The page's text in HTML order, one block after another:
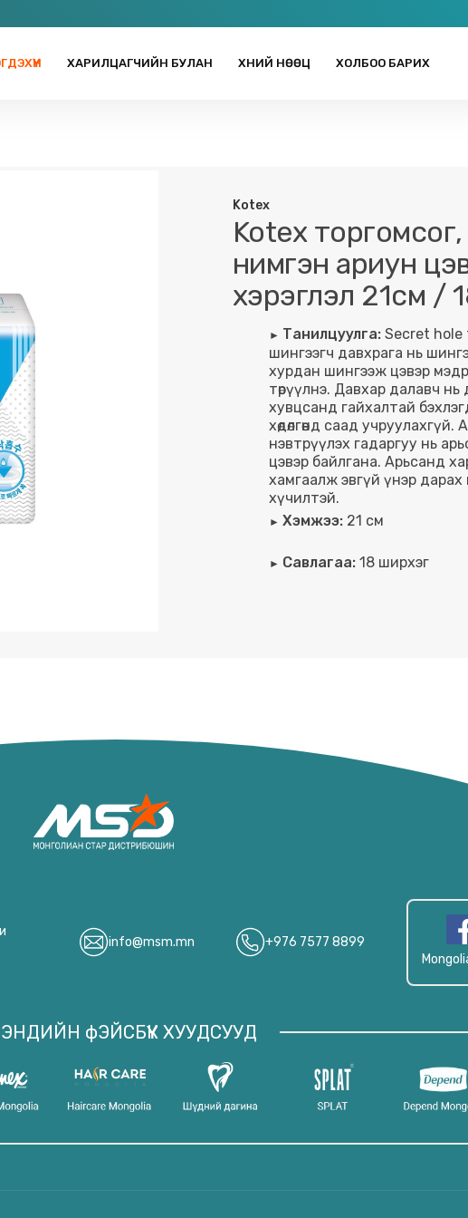
ХАРИЛЦАГЧИЙН БУЛАН ХҮНИЙ НӨӨЦ ХОЛБОО БАРИХ
Kotex
Kotex торгомсог,
нимгэн ариун
хэрэглэл 21см /
Танилцуулга: Secret hole
шингээгч давхрага нь
хурдан шингээж цэвэр
төрүүлнэ. Давхар далавч нь
хувцсанд гайхалтай
хөдөлгөөнд саад учруулахгүй.
нэвтрүүлэх гадаргуу нь
цэвэр байлгана. Арьсанд
хамгаалж эвгүй үнэр
хүчилтэй.
Хэмжээ:21
Савлагаа:18 ширхэг
info@msm.mn
+976 7577 8899
фЭЙСБҮҮК ХУУДСУУД